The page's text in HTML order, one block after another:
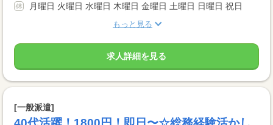
月曜日 火曜日 水曜日 木曜日 金曜日 土曜日 日曜日 祝日
もっと見る
求人詳細を見る
[一般派遣]